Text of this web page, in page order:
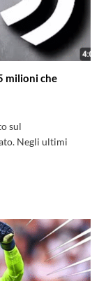
milioni che
sul
Negli ultimi